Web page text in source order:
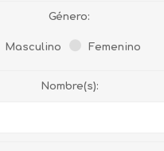
Género:
Masculino Femenino
Nombre(s):